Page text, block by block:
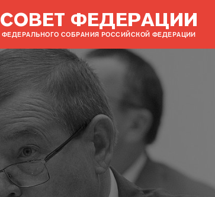
СОВЕТ ФЕДЕРАЦИИ
ФЕДЕРАЛЬНОГО СОБРАНИЯ РОССИЙСКОЙ ФЕДЕРАЦИИ